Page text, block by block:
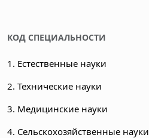
КОД СПЕЦИАЛЬНОСТИ
1. Естественные науки
2. Технические науки
3. Медицинские науки
4. Сельскохозяйственные науки